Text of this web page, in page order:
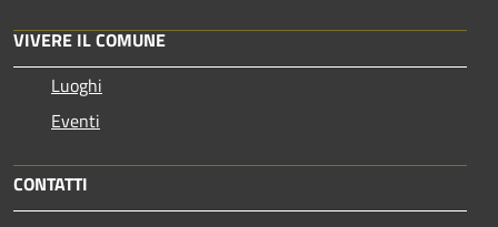
VIVERE IL COMUNE
Luoghi
Eventi
CONTATTI